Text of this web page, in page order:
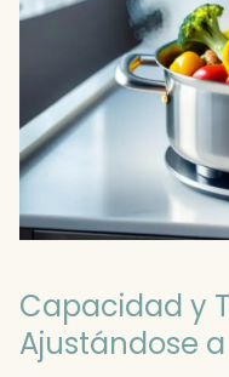
Capacidad y
Ajustándose